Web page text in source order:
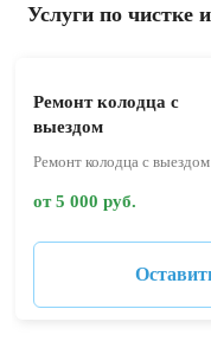
Услуги по чистке
Ремонт колодца с
выездом
Ремонт колодца с
от 5 000 руб.